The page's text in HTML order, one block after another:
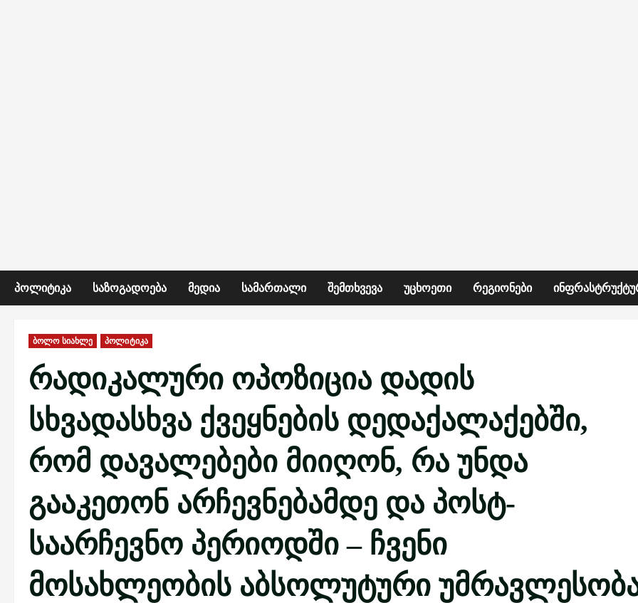
ᲞᲝᲚᲘᲢᲘᲙᲐ ᲡᲐᲖᲝᲒᲐᲓᲝᲔᲑᲐ ᲛᲔᲓᲘᲐ ᲡᲐᲛᲐᲠᲗᲐᲚᲘ ᲨᲔᲛᲗᲮᲕᲔᲕᲐ ᲣᲪᲮᲝᲔᲗᲘ ᲠᲔᲒᲘᲝᲜᲔᲑᲘ
ბოლო სიახლე პოლიტიკა
რადიკალური ოპოზიცია დადის
სხვადასხვა ქვეყნების დედაქალაქებში,
რომ დავალებები მიიღონ, რა უნდა
გააკეთონ არჩევნებამდე და პოსტ-
საარჩევნო პერიოდში – ჩვენი
მოსახლეობის აბსოლუტური